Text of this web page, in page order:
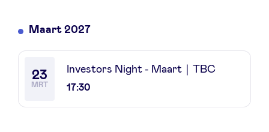
Maart 2027
23
MRT 17:30
Investors Night - Maart｜TBC